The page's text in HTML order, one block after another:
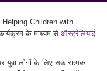
Helping Children with
के माध्यम से ऑस्ट्रेलियाई
लोगों के लिए सकारात्मक